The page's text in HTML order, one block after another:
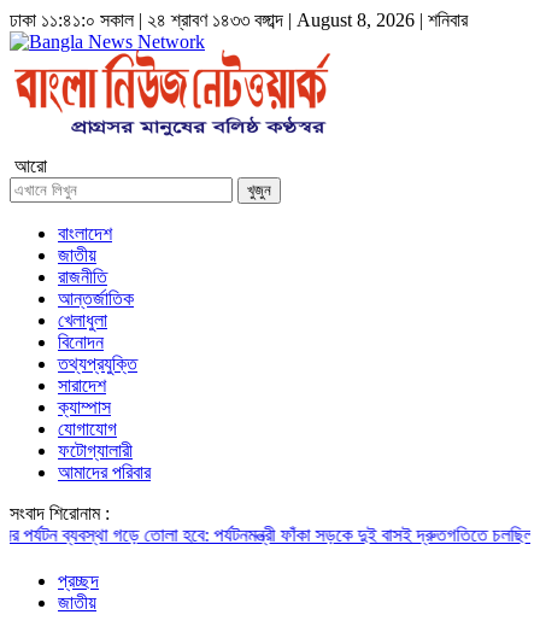
ঢাকা ১১:৪১:১ সকাল| ২৪ শ্রাবণ ১৪৩৩ বঙ্গাব্দ | August 8, 2026| শনিবার
আরো
খুজুন
বাংলাদেশ
জাতীয়
রাজনীতি
আন্তর্জাতিক
খেলাধুলা
বিনোদন
তথ্যপ্রযুক্তি
সারাদেশ
ক্যাম্পাস
যোগাযোগ
ফটোগ্যালারী
আমাদের পরিবার
সংবাদ শিরোনাম :
ব্যবস্থা গড়ে তোলা হবে: পর্যটনমন্ত্রীফাঁকা সড়কে দুই বাসই দ্রুতগতিতে চলছিল,
প্রচ্ছদ
জাতীয়